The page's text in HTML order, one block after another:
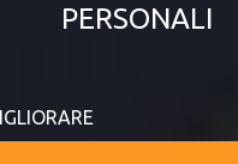
PERSONALI